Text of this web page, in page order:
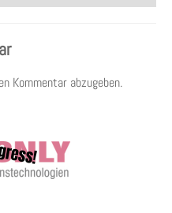
Kommentar abzugeben.